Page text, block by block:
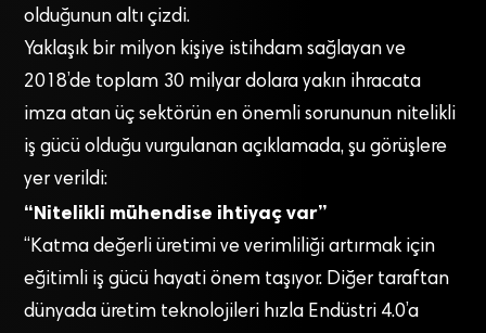
olduğunun altı çizdi.
Yaklaşık bir milyon kişiye istihdam sağlayan ve
2018’de toplam 30 milyar dolara yakın ihracata
imza atan üç sektörün en önemli sorununun nitelikli
iş gücü olduğu vurgulanan açıklamada, şu görüşlere
yer verildi:
“Nitelikli mühendise ihtiyaç var”
“Katma değerli üretimi ve verimliliği artırmak için
eğitimli iş gücü hayati önem taşıyor. Diğer taraftan
dünyada üretim teknolojileri hızla Endüstri 4.0’a